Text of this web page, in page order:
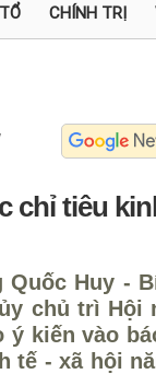
CHÍNH TRỊ
chỉ tiêu
Quốc Huy -
chủ trì Hội
ý kiến vào
tế - xã hội